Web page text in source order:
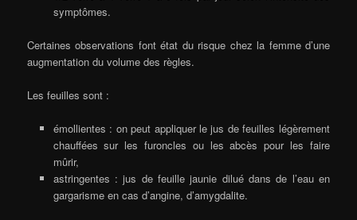
symptômes.
Certaines observations font état du risque chez la femme d’une
augmentation du volume des règles.
Les feuilles sont :
émollientes : on peut appliquer le jus de feuilles légèrement
chauffées sur les furoncles ou les abcès pour les faire
mûrir,
astringentes : jus de feuille jaunie dilué dans de l’eau en
gargarisme en cas d’angine, d’amygdalite.